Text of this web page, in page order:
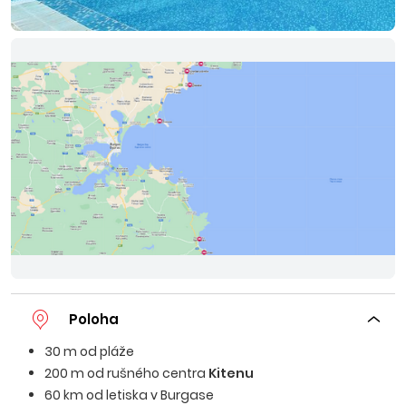
Poloha
30 m od pláže
200 m od rušného centra Kitenu
60 km od letiska v Burgase